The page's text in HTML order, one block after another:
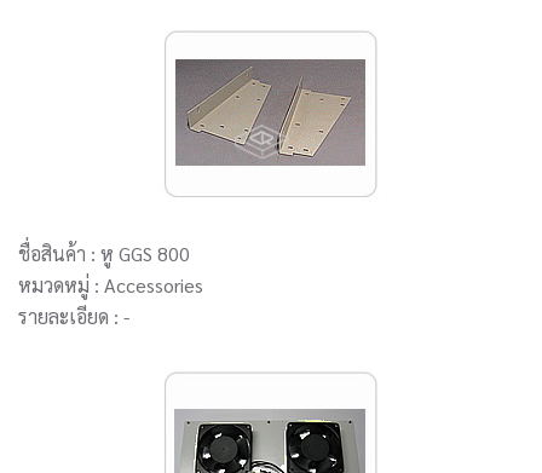
ชื่อสินค้า : หู GGS 800
หมวดหมู่ : Accessories
รายละเอียด : -